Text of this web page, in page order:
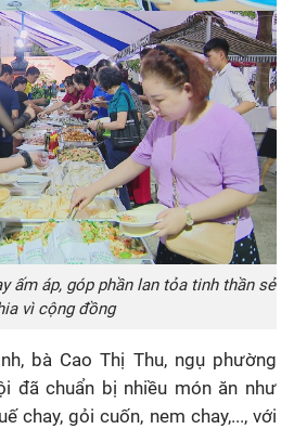
ấm áp, góp phần lan tỏa tinh thần sẻ
vì cộng đồng
bà Cao Thị Thu, ngụ phường
đã chuẩn bị nhiều món ăn như
chay, gỏi cuốn, nem chay,..., với